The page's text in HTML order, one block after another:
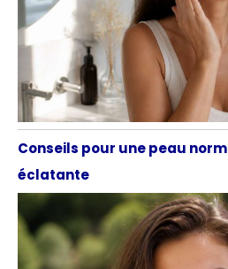
Conseils pour une peau
éclatante